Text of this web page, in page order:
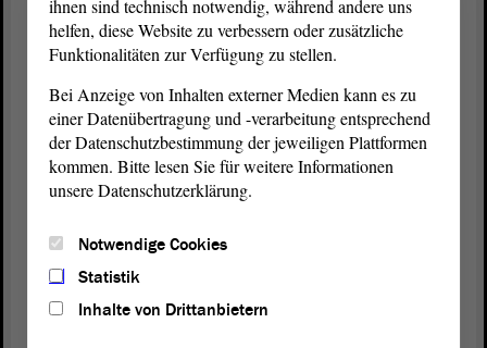
Angesichts des aktuellen Vorfalls im
Zusammenhang mit dem sogenannten Koks-Arzt
müssen wir uns auch einmal die Frage stellen, ob
denn die Zeit für die Rehabilitierungsphase, für die
Resozialisierungsphase, die von Sozialarbeiterinnen
und Sozialarbeitern begleitet wird, tatsächlich
angemessen ist. Im bundesweiten Vergleich gilt in
Sachsen-Anhalt an dieser Stelle ein sehr kurzer
mit dem vermeintlichen Koks-Arzt erlebt haben,
tatsächlich hätte verhindert werden können, ob
vielleicht eine andere Empfehlung für eine
ihnen sind technisch notwendig, während andere uns
helfen, diese Website zu verbessern oder zusätzliche
Funktionalitäten zur Verfügung zu stellen.
Bei Anzeige von Inhalten externer Medien kann es zu
einer Datenübertragung und -verarbeitung entsprechend
der Datenschutzbestimmung der jeweiligen Plattformen
kommen. Bitte lesen Sie für weitere Informationen
unsere Datenschutzerklärung.
Notwendige Cookies
Statistik
Inhalte von Drittanbietern